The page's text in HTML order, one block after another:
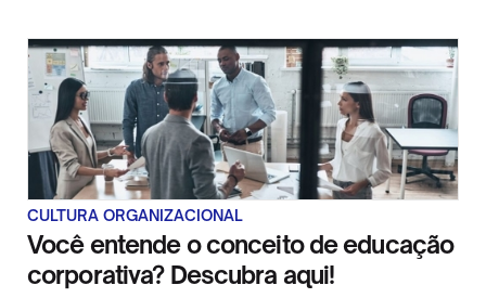
CULTURA ORGANIZACIONAL
Você entende o conceito de educação
corporativa? Descubra aqui!